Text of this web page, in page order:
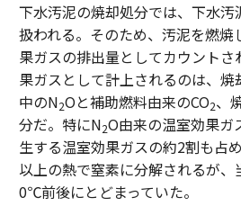
下水汚泥の焼却処分では、下水汚
扱われる。そのため、汚泥を燃焼
果ガスの排出量としてカウント
果ガスとして計上されるのは、
中のN2Oと補助燃料由来のCO2、
分だ。特にN2O由来の温室効果ガ
生する温室効果ガスの約2割も占
以上の熱で窒素に分解されるが
0℃前後にとどまっていた。